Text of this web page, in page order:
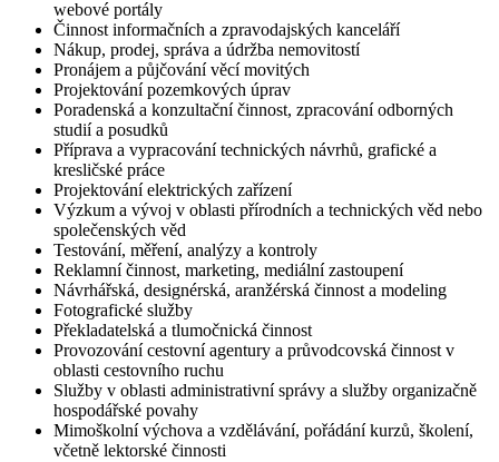
webové portály
Činnost informačních a zpravodajských kanceláří
Nákup, prodej, správa a údržba nemovitostí
Pronájem a půjčování věcí movitých
Projektování pozemkových úprav
Poradenská a konzultační činnost, zpracování odborných
studií a posudků
Příprava a vypracování technických návrhů, grafické a
kresličské práce
Projektování elektrických zařízení
Výzkum a vývoj v oblasti přírodních a technických věd nebo
společenských věd
Testování, měření, analýzy a kontroly
Reklamní činnost, marketing, mediální zastoupení
Návrhářská, designérská, aranžérská činnost a modeling
Fotografické služby
Překladatelská a tlumočnická činnost
Provozování cestovní agentury a průvodcovská činnost v
oblasti cestovního ruchu
Služby v oblasti administrativní správy a služby organizačně
hospodářské povahy
Mimoškolní výchova a vzdělávání, pořádání kurzů, školení,
včetně lektorské činnosti